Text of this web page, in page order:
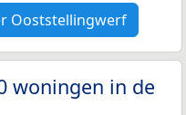
Ooststellingwerf
woningen in de